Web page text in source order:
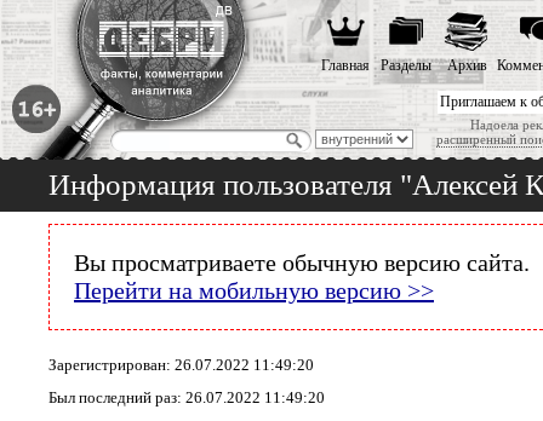
Приглашаем к
Надоела
расширенный
Главная Разделы Архив
Информация пользователя "Алексей
Вы просматриваете обычную версию сайта.
Перейти на мобильную версию >>
Зарегистрирован: 26.07.2022 11:49:20
Был последний раз: 26.07.2022 11:49:20